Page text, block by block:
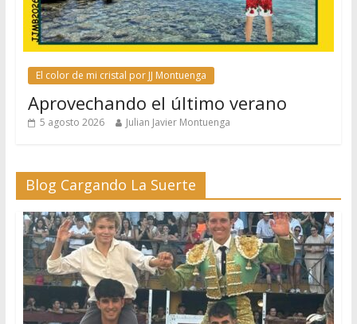
El color de mi cristal por JJ Montuenga
Aprovechando el último verano
5 agosto 2026 Julian Javier Montuenga
Blog Cargando La Suerte